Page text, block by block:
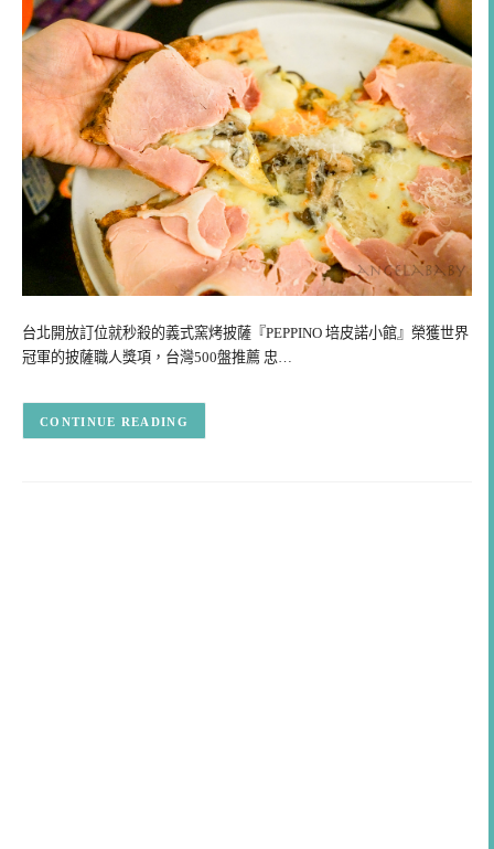
台北開放訂位就秒殺的義式窯烤披薩『PEPPINO 培皮諾小館』榮獲世界
冠軍的披薩職人獎項，台灣500盤推薦 忠…
CONTINUE READING